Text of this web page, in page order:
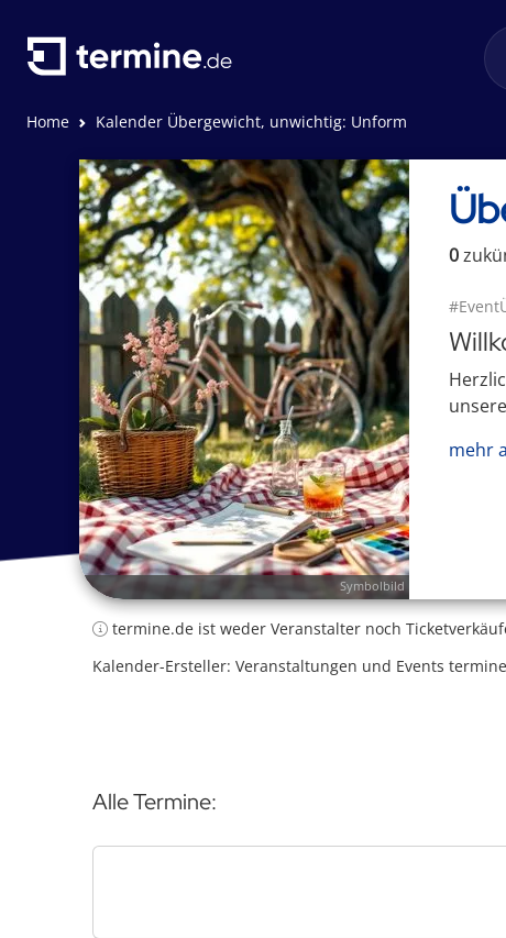
Home Kalender Übergewicht, unwichtig: Unform
Symbolbild
0
mehr
termine.de ist weder Veranstalter noch
Kalender-Ersteller: Veranstaltungen und Events
Alle Termine: